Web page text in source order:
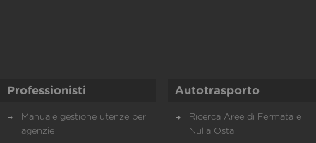
Professionisti
Manuale gestione utenze per
agenzie
Autotrasporto
Ricerca Aree di Fermata e
Nulla Osta